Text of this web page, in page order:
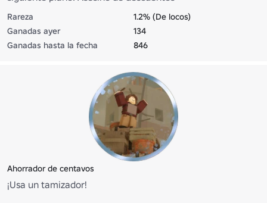
Rareza
1.2% (De locos)
Ganadas ayer
134
Ganadas hasta la fecha
846
Ahorrador de centavos
¡Usa un tamizador!